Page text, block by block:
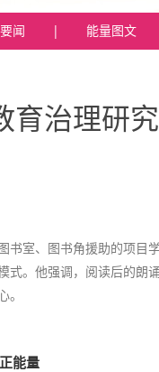
闻 | 能量图文
育治理研
书室、图书角援助的项目
式。他强调，阅读后的朗
能量